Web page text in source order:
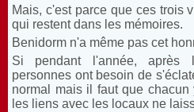
Mais, c'est parce que ces trois
qui restent dans les mémoires.
Benidorm n'a même pas cet
Si pendant l'année, après
personnes ont besoin de
normal mais il faut que
les liens avec les locaux ne